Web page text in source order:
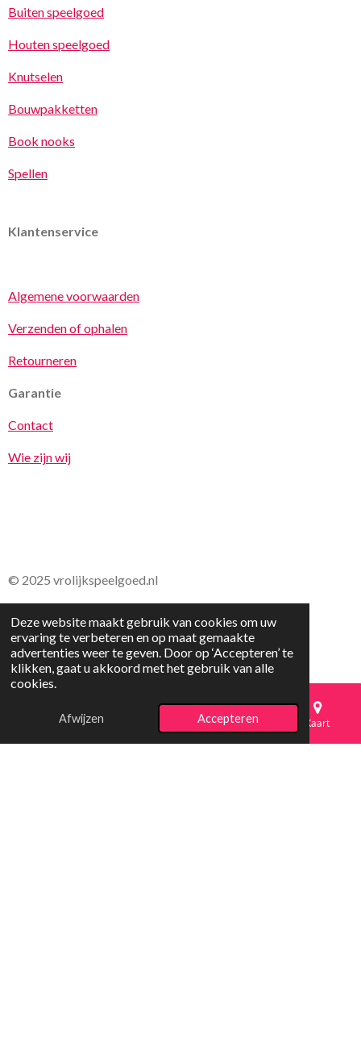
Deze website maakt gebruik van cookies om uw
ervaring te verbeteren en op maat gemaakte
advertenties weer te geven. Door op ‘Accepteren’ te
klikken, gaat u akkoord met het gebruik van alle
cookies.
Afwijzen Accepteren
Buiten speelgoed
Houten speelgoed
Knutselen
Bouwpakketten
Book nooks
Spellen
Klantenservice
Algemene voorwaarden
Verzenden of ophalen
Retourneren
Garantie
Contact
Wie zijn wij
© 2025 vrolijkspeelgoed.nl
E-mailadres Telefoonnummer Kaart